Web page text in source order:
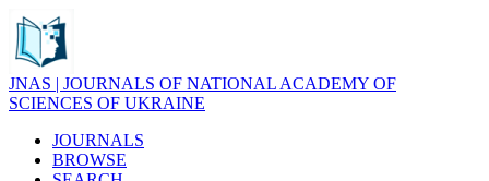
JNAS | JOURNALS OF NATIONAL ACADEMY OF
SCIENCES OF UKRAINE
JOURNALS
BROWSE